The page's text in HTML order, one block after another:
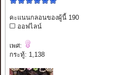
คะแนนกลอนของผู้นี้ 190
ออฟไลน์
เพศ:
กระทู้: 1,138